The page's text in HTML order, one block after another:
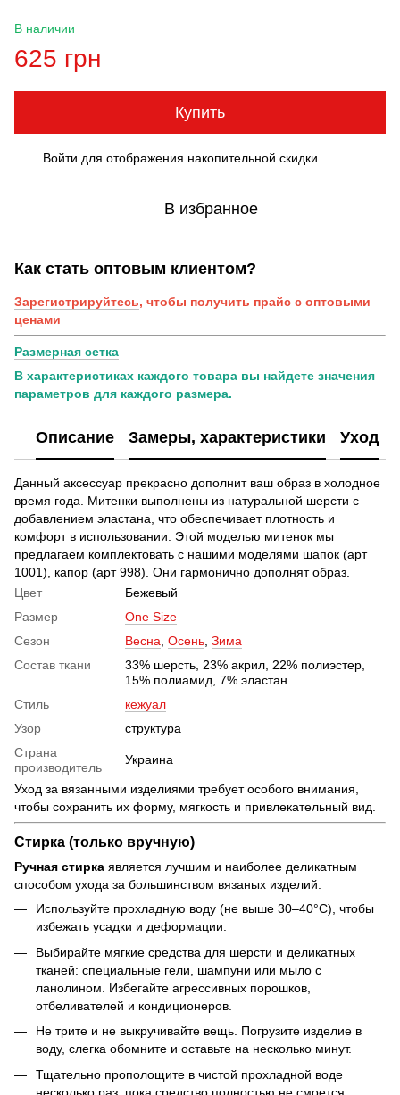
В наличии
625 грн
Купить
Войти для отображения накопительной скидки
В избранное
Как стать оптовым клиентом?
Зарегистрируйтесь, чтобы получить прайс с оптовыми
ценами
Размерная сетка
В характеристиках каждого товара вы найдете значения
параметров для каждого размера.
Описание Замеры, характеристики Уход
Данный аксессуар прекрасно дополнит ваш образ в холодное
время года. Митенки выполнены из натуральной шерсти с
добавлением эластана, что обеспечивает плотность и
комфорт в использовании. Этой моделью митенок мы
предлагаем комплектовать с нашими моделями шапок (арт
1001), капор (арт 998). Они гармонично дополнят образ.
Цвет
Бежевый
Размер
One Size
Сезон
Весна Осень Зима
Состав ткани
33% шерсть, 23% акрил, 22% полиэстер,
15% полиамид, 7% эластан
Стиль
кежуал
Узор
структура
Страна
производитель
Украина
Уход за вязанными изделиями требует особого внимания,
чтобы сохранить их форму, мягкость и привлекательный вид.
Стирка (только вручную)
Ручная стирка является лучшим и наиболее деликатным
способом ухода за большинством вязаных изделий.
Используйте прохладную воду (не выше 30–40°C), чтобы
избежать усадки и деформации.
Выбирайте мягкие средства для шерсти и деликатных
тканей: специальные гели, шампуни или мыло с
ланолином. Избегайте агрессивных порошков,
отбеливателей и кондиционеров.
Не трите и не выкручивайте вещь. Погрузите изделие в
воду, слегка обомните и оставьте на несколько минут.
Тщательно прополощите в чистой прохладной воде
несколько раз, пока средство полностью не смоется.